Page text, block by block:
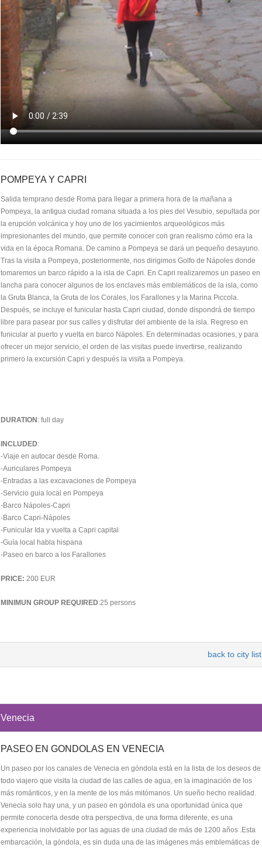
POMPEYA Y CAPRI
Salida temprano desde Roma para llegar a primera hora de la mañana a
Pompeya, la antigua ciudad romana situada a los pies del Vesubio, sepultada por
la erupción volcánica y hoy uno de los yacimientos arqueológicos más
impresionantes del mundo, que permite conocer con gran realismo cómo era la
vida en la época Romana. De camino a Pompeya se dará un pequeño desayuno.
Tras la visita a Pompeya, posteriormente, nos dirigimos Golfo de Nápoles donde
tomaremos un barco rápido a la isla de Capri. En Capri realizaremos un paseo en
lancha para conocer algunos de los enclaves más emblemáticos de la isla, como
la Gruta Blanca, la Gruta de los Corales, los Farallones y la Marina Piccola.
Después, se incluye el funicular hasta Capri ciudad, donde dispondrá de tiempo
libre para pasear por sus calles y disfrutar del ambiente de la isla. Regreso en
funicular al puerto y vuelta en barco Nápoles. En determinadas ocasiones, y para
ofrecer un mejor servicio, el orden de las visitas puede invertirse, realizando
primero la excursión Capri y después la visita a Pompeya.
DURATION : full day
INCLUDED:
-Viaje en autocar desde Roma.
-Auriculares Pompeya
-Entradas a las excavaciones de Pompeya
-Servicio guia local en Pompeya
-Barco Nápoles-Capri
-Barco Capri-Nápoles
-Funicular Ida y vuelta a Capri capital
-Guía local habla hispana
-Paseo en barco a los Farallones
PRICE: 200 EUR
MINIMUN GROUP REQUIRED:25 persons
back to city list
Venecia
PASEO EN GONDOLAS EN VENECIA
Un paseo por los canales de Venecia en góndola está en la lista de los deseos de
todo viajero que visita la ciudad de las calles de agua, en la imaginación de los
más románticos, y en la mente de los más mitómanos. Un sueño hecho realidad.
Venecia solo hay una, y un paseo en góndola es una oportunidad única que
permite conocerla desde otra perspectiva, de una forma diferente, es una
experiencia inolvidable por las aguas de una ciudad de más de 1200 años .Esta
embarcación, la góndola, es sin duda una de las imágenes más emblemáticas de